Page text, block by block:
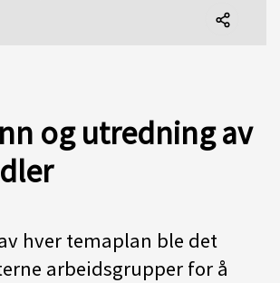
og utredning av
hver temaplan ble det
arbeidsgrupper for å